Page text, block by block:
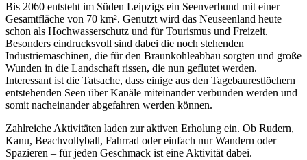
Bis 2060 entsteht im Süden Leipzigs ein Seenverbund mit einer
Gesamtfläche von 70 km². Genutzt wird das Neuseenland heute
schon als Hochwasserschutz und für Tourismus und Freizeit.
Besonders eindrucksvoll sind dabei die noch stehenden
Industriemaschinen, die für den Braunkohleabbau sorgten und große
Wunden in die Landschaft rissen, die nun geflutet werden.
Interessant ist die Tatsache, dass einige aus den Tagebaurestlöchern
entstehenden Seen über Kanäle miteinander verbunden werden und
somit nacheinander abgefahren werden können.
Zahlreiche Aktivitäten laden zur aktiven Erholung ein. Ob Rudern,
Kanu, Beachvollyball, Fahrrad oder einfach nur Wandern oder
Spazieren – für jeden Geschmack ist eine Aktivität dabei.